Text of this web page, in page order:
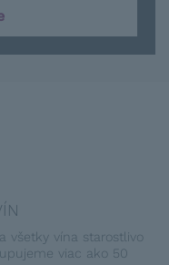
všetky vína starostlivo
viac ako 50